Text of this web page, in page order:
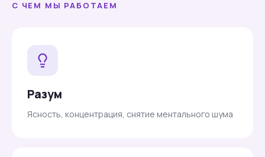
С ЧЕМ МЫ РАБОТАЕМ
Разум
Ясность, концентрация, снятие ментального шума